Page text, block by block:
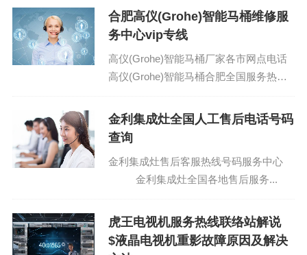
合肥高仪(Grohe)智能马桶维修服
务中心vip专线
高仪(Grohe)智能马桶厂家各市网点电话
高仪(Grohe)智能马桶合肥全国服务热线
金利集成灶全国人工售后电话号码
查询
金利集成灶售后客服热线号码服务中心
金利集成灶全国各地售后服务...
虎王电视机服务热线联络站解说
$液晶电视机重影故障原因及解决